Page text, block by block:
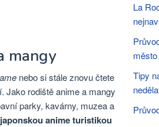
mangy
nebo si stále znovu čtete
Jako rodiště anime a mangy
parky, kavárny, muzea a
japonskou anime turistikou
La
Tipy